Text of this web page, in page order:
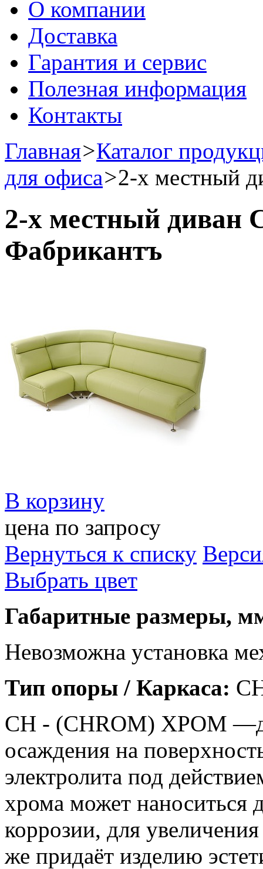
О компании
Доставка
Гарантия и сервис
Полезная информация
Контакты
Главная>Каталог
для офиса>2-х местный
2-х местный
Фабрикантъ
В корзину
цена по запросу
Вернуться к списку
Выбрать цвет
Габаритные размеры,
Невозможна установка
Тип опоры / Каркаса:
СН - (CHROM) ХРОМ
осаждения на
электролита под
хрома может наноситься
коррозии, для
же придаёт изделию